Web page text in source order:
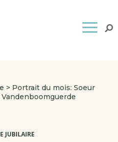
> Portrait du mois: Soeur
JUBILAIRE